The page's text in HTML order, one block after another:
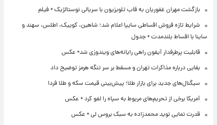
بازگشت مهران غفوریان به قاب تلویزیون با سریالی نوستالژیک + فیلم
شرایط تازه فروش اقساطی سایپا اعلام شد؛ شاهین، کوییک، اطلس، سهند و
ساینا با اقساط بلندمدت + جدول
قابلیت پرطرفدار آیفون راهی رایانه‌های ویندوزی شد+ عکس
بقایی درباره مذاکرات تهران و مسقط بر سر تنگه هرمز توضیح داد
سیگنال‌های جدید برای بازار طلا؛ پیش‌بینی قیمت سکه و طلا فردا
آمریکا برخی از تحریم‌های مربوط به سپاه را لغو کرد + عکس
قدرت نمایی نوید محمدزاده به سبک بروس لی + عکس